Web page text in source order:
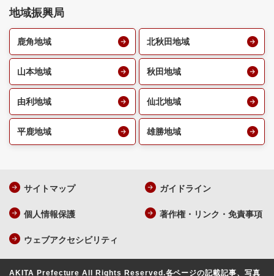
地域振興局
鹿角地域 北秋田地域
山本地域 秋田地域
由利地域 仙北地域
平鹿地域 雄勝地域
サイトマップ ガイドライン
個人情報保護 著作権・リンク・免責事項
ウェブアクセシビリティ
AKITA Prefecture All Rights Reserved.各ページの記載記事、写真